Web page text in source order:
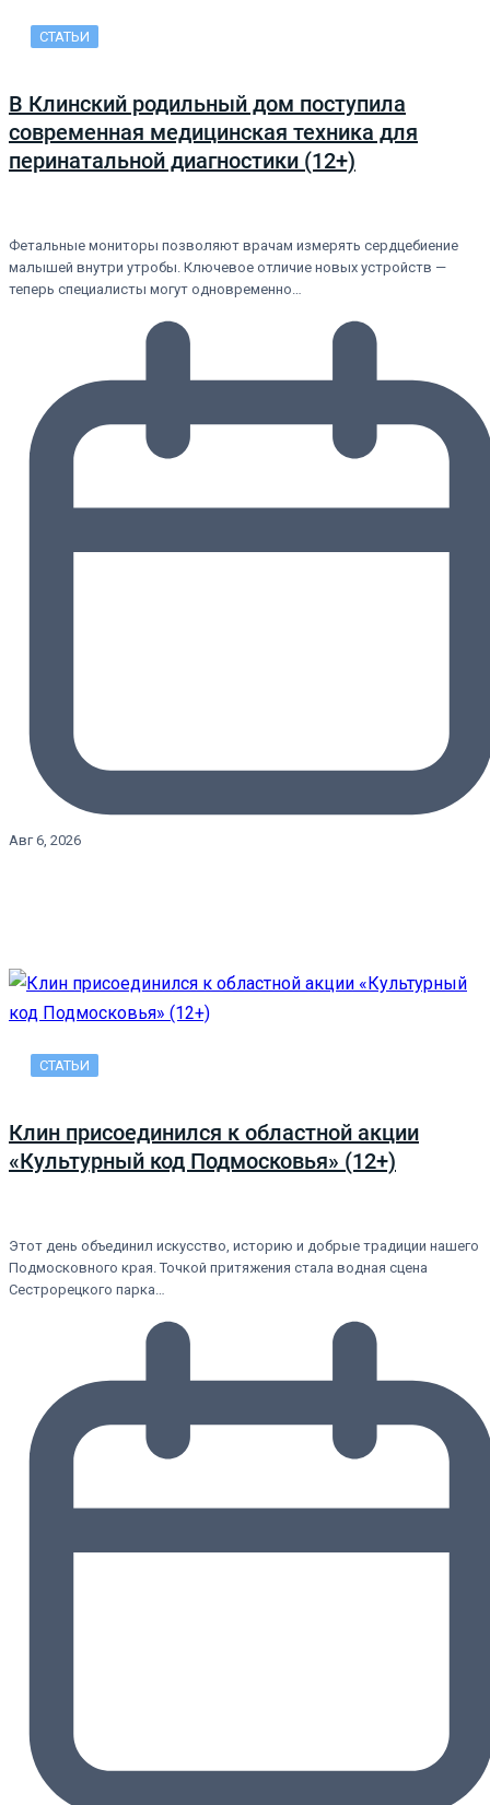
СТАТЬИ
В Клинский родильный дом поступила
современная медицинская техника для
перинатальной диагностики (12+)
Фетальные мониторы позволяют врачам измерять сердцебиение
малышей внутри утробы. Ключевое отличие новых устройств —
теперь специалисты могут одновременно…
Авг 6, 2026
СТАТЬИ
Клин присоединился к областной акции
«Культурный код Подмосковья» (12+)
Этот день объединил искусство, историю и добрые традиции нашего
Подмосковного края. Точкой притяжения стала водная сцена
Сестрорецкого парка…